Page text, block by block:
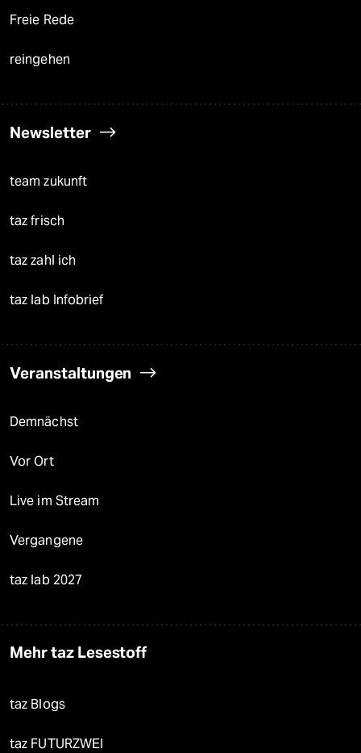
Freie Rede
reingehen
Newsletter
team zukunft
taz frisch
taz zahl ich
taz lab Infobrief
Veranstaltungen
Demnächst
Vor Ort
Live im Stream
Vergangene
taz lab 2027
Mehr taz Lesestoff
taz Blogs
taz FUTURZWEI